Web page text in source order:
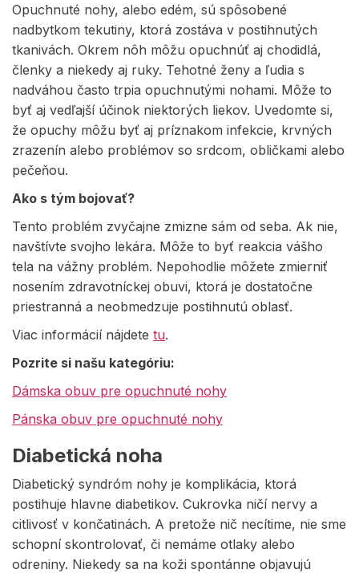
Opuchnuté nohy, alebo edém, sú spôsobené
nadbytkom tekutiny, ktorá zostáva v postihnutých
tkanivách. Okrem nôh môžu opuchnúť aj chodidlá,
členky a niekedy aj ruky. Tehotné ženy a ľudia s
nadváhou často trpia opuchnutými nohami. Môže to
byť aj vedľajší účinok niektorých liekov. Uvedomte si,
že opuchy môžu byť aj príznakom infekcie, krvných
zrazenín alebo problémov so srdcom, obličkami alebo
pečeňou.
Ako s tým bojovať?
Tento problém zvyčajne zmizne sám od seba. Ak nie,
navštívte svojho lekára. Môže to byť reakcia vášho
tela na vážny problém. Nepohodlie môžete zmierniť
nosením zdravotníckej obuvi, ktorá je dostatočne
priestranná a neobmedzuje postihnutú oblasť.
Viac informácií nájdete tu.
Pozrite si našu kategóriu:
Dámska obuv pre opuchnuté nohy
Pánska obuv pre opuchnuté nohy
Diabetická noha
Diabetický syndróm nohy je komplikácia, ktorá
postihuje hlavne diabetikov. Cukrovka ničí nervy a
citlivosť v končatinách. A pretože nič necítime, nie sme
schopní skontrolovať, či nemáme otlaky alebo
odreniny. Niekedy sa na koži spontánne objavujú